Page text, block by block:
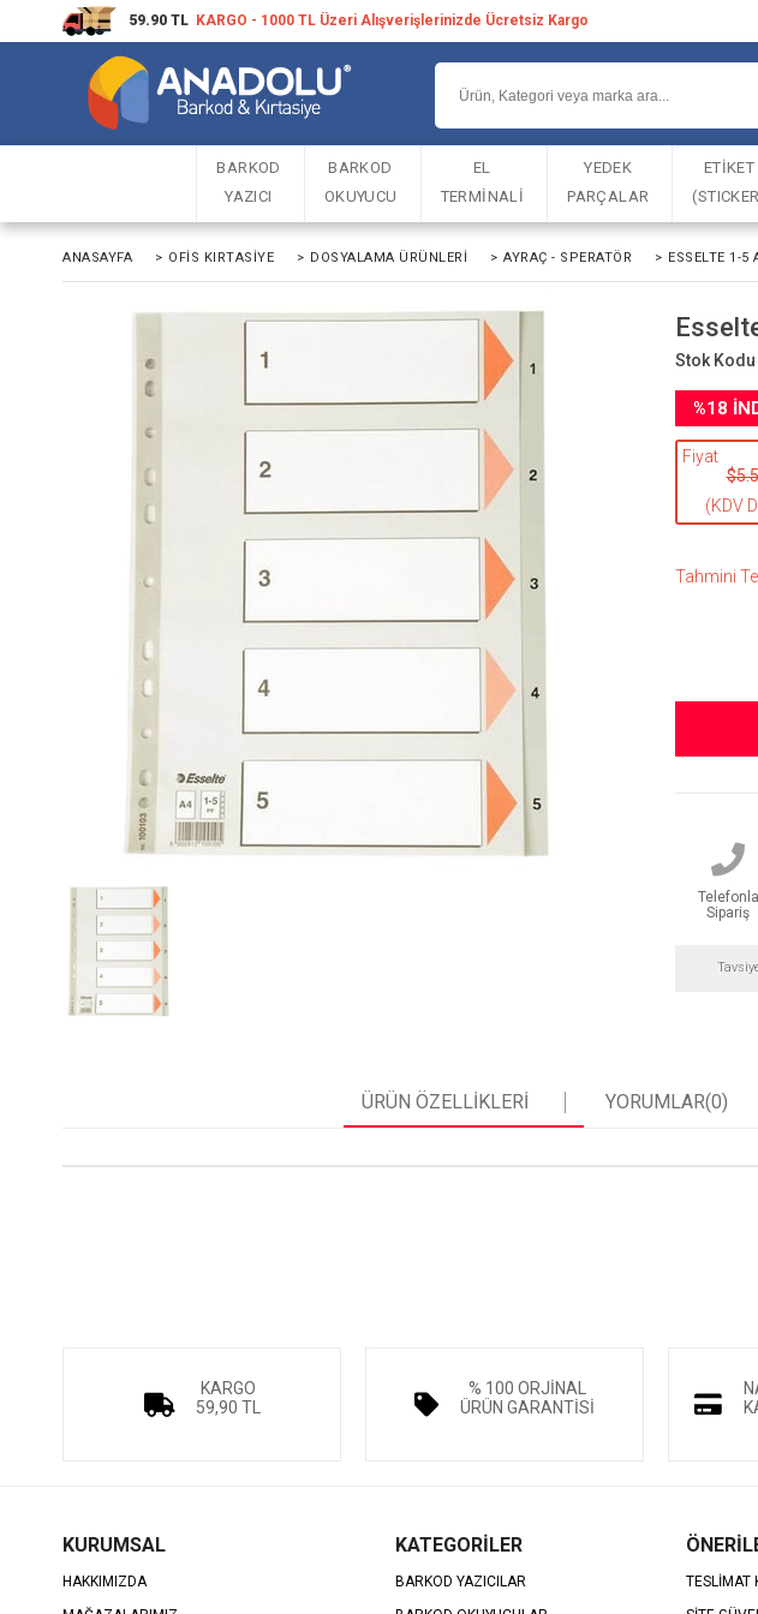
59.90 TL KARGO - 1000 TL Üzeri Alışverişlerinizde Ücretsiz Kargo
BARKOD
YAZICI
BARKOD
OKUYUCU
EL
TERMİNALİ
YEDEK
PARÇALAR
ETİKET
ANASAYFA > OFIS KIRTASIYE > DOSYALAMA ÜRÜNLERI > AYRAÇ - SPERATÖR > ESSELTE 1-5
Stok Kodu
%18
Fiyat
(KDV
Tahmini
Telefonla
Sipariş
ÜRÜN ÖZELLIKLERI YORUMLAR(0)
KARGO
59,90 TL
% 100 ORJİNAL
ÜRÜN GARANTİSİ
KURUMSAL
HAKKIMIZDA
KATEGORİLER
BARKOD YAZICILAR
TESLİMAT